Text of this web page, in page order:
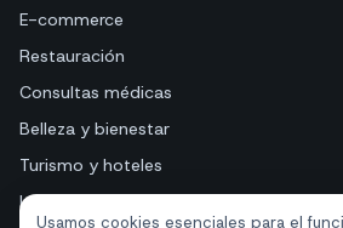
Usamos cookies esenciales para el
E-commerce
Restauración
Consultas médicas
Belleza y bienestar
Turismo y hoteles
Inmobiliarias